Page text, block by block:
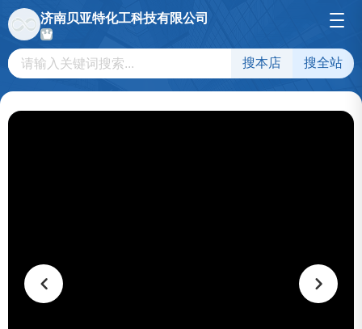
济南贝亚特化工科技有限公司
搜本店 搜全站